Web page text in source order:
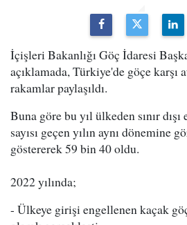
İçişleri Bakanlığı Göç İdaresi
açıklamada, Türkiye'de göçe karşı
rakamlar paylaşıldı.
Buna göre bu yıl ülkeden sınır
sayısı geçen yılın aynı dönemine
göstererek 59 bin 40 oldu.
2022 yılında;
- Ülkeye girişi engellenen kaçak